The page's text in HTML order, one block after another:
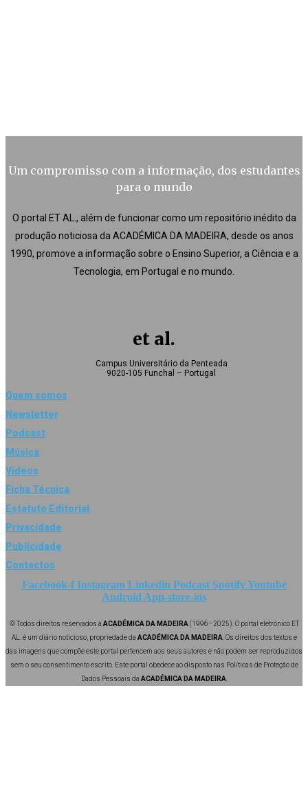
Um compromisso com a informação, dos estudantes
para o mundo
O portal ET AL., além de funcionar como um repositório inédito da
produção noticiosa da ACADÉMICA DA MADEIRA, desde os anos
1990, promove a informação sobre o Ensino Superior, a Ciência e a
Tecnologia, em Portugal e no mundo.
et al.
Campus Universitário da Penteada
9020-105 Funchal – Portugal
Quem somos
Newsletter
Podcast
Música
Vídeos
Ficha Técnica
Estatuto Editorial
Privacidade
Publicidade
Contactos
Facebook-f Instagram Linkedin Podcast Spotify Youtube
Android App-store-ios
© Todos direitos reservados à ACADÉMICA DA MADEIRA (1996–2025). O portal eletrónico ET
AL. é um diário noticioso, propriedade da ACADÉMICA DA MADEIRA . Os direitos dos textos e
das imagens que compõe este portal pertencem aos seus autores e não podem ser reproduzidos
sem o seu consentimento escrito. Este portal obedece ao disposto nas Políticas de Proteção de
Dados Pessoais da ACADÉMICA DA MADEIRA